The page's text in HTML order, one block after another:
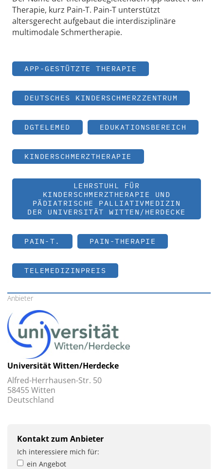
Therapie, kurz Pain-T. Pain-T unterstützt
altersgerecht aufgebaut die interdisziplinäre
multimodale Schmertherapie.
APP-GESTÜTZTE THERAPIE
DEUTSCHES KINDERSCHMERZZENTRUM
DGTELEMED EDUKATIONSBEREICH
KINDERSCHMERZTHERAPIE
LEHRSTUHL FÜR
KINDERSCHMERZTHERAPIE UND
PÄDIATRISCHE PALLIATIVMEDIZIN
DER UNIVERSITÄT WITTEN/HERDECKE
PAIN-T. PAIN-THERAPIE
TELEMEDIZINPREIS
Anbieter
Universität Witten/Herdecke
Alfred-Herrhausen-Str. 50
58455 Witten
Deutschland
Kontakt zum Anbieter
Ich interessiere mich für:
ein Angebot